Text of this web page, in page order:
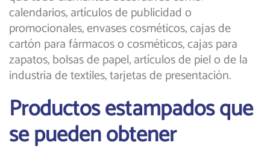
calendarios, artículos de publicidad o
promocionales, envases cosméticos, cajas de
cartón para fármacos o cosméticos, cajas para
zapatos, bolsas de papel, artículos de piel o de la
industria de textiles, tarjetas de presentación.
Productos estampados que
se pueden obtener